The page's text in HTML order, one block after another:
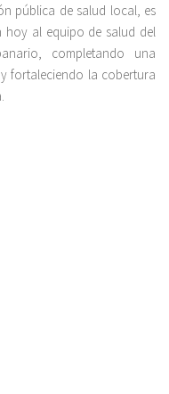
pública de salud local, es
hoy al equipo de salud del
completando una
fortaleciendo la cobertura